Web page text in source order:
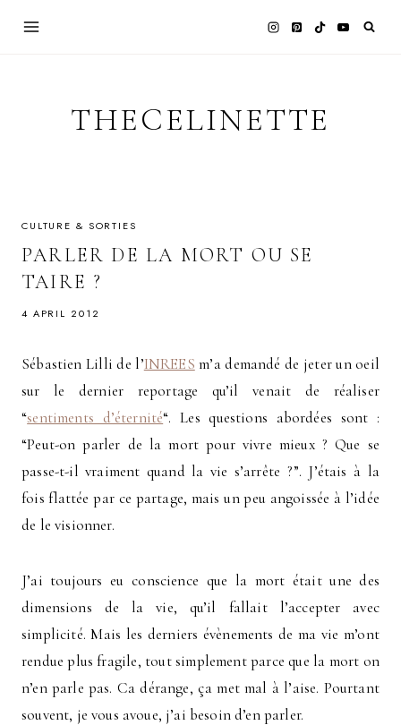
THECELINETTE
CULTURE & SORTIES
PARLER DE LA MORT OU SE
TAIRE ?
4 APRIL 2012
Sébastien Lilli de l’INREES m’a demandé de jeter un oeil
sur le dernier reportage qu’il venait de réaliser
“sentiments d’éternité“. Les questions abordées sont :
“Peut-on parler de la mort pour vivre mieux ? Que se
passe-t-il vraiment quand la vie s’arrête ?”. J’étais à la
fois flattée par ce partage, mais un peu angoissée à l’idée
de le visionner.
J’ai toujours eu conscience que la mort était une des
dimensions de la vie, qu’il fallait l’accepter avec
simplicité. Mais les derniers évènements de ma vie m’ont
rendue plus fragile, tout simplement parce que la mort on
n’en parle pas. Ca dérange, ça met mal à l’aise. Pourtant
souvent, je vous avoue, j’ai besoin d’en parler.